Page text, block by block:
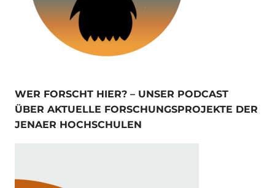
WER FORSCHT HIER? – UNSER PODCAST
ÜBER AKTUELLE FORSCHUNGSPROJEKTE DER
JENAER HOCHSCHULEN